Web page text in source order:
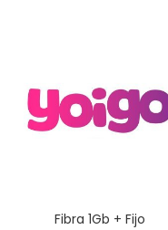
Fibra 1Gb + Fijo